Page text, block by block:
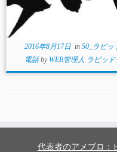
2016年8月17日in 50_ラピッ
電話by WEB管理人 ラピッ
代表者のアメブロ：